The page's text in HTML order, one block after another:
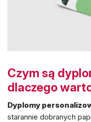
Czym są
dlaczego
Dyplomy
starannie dobranych